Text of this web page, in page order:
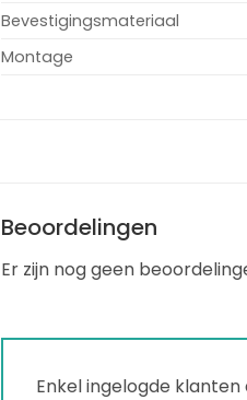
Bevestigingsmateriaal
Montage
Beoordelingen
Er zijn nog geen
Enkel ingelogde